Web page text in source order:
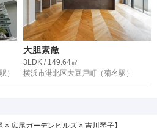
）
大胆素敵
3LDK / 149.64㎡
横浜市港北区大豆戸町 （菊名駅）
× 広尾ガーデンヒルズ × 吉川琴子】